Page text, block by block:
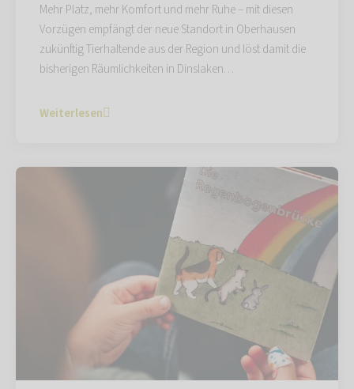
Mehr Platz, mehr Komfort und mehr Ruhe – mit diesen
Vorzügen empfängt der neue Standort in Oberhausen
zukünftig Tierhaltende aus der Region und löst damit die
bisherigen Räumlichkeiten in Dinslaken…
Weiterlesen